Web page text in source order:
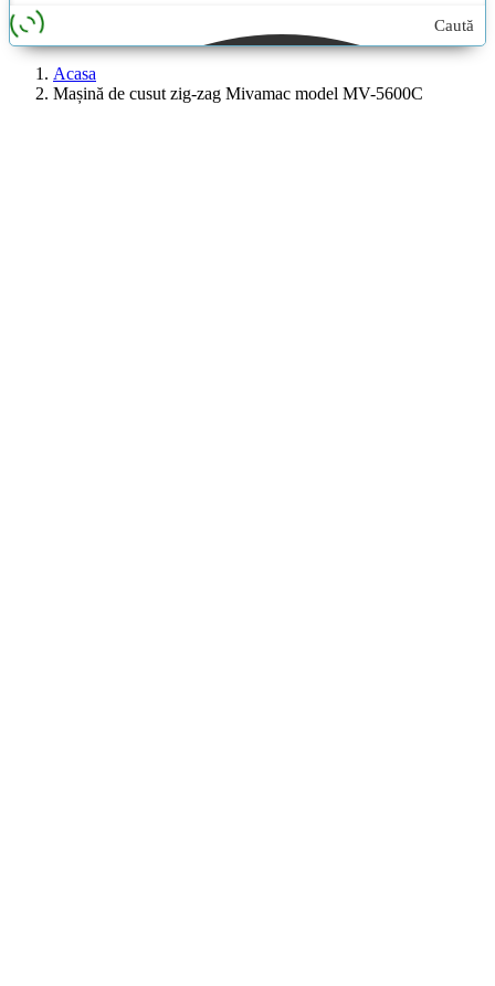
Caută
Acasa
Mașină de cusut zig-zag Mivamac model MV-5600C